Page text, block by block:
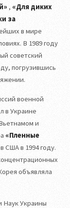
, «Для диких
за
в мире
В 1989 году
советский
погрузившись
военной
в Украине
и
«Пленные
США в 1994 году.
объявляла
Наук Украины